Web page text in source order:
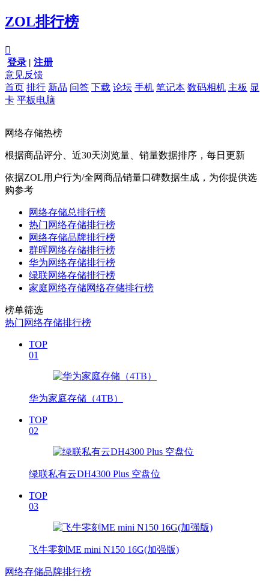
ZOL排行榜

登录 | 注册
意见反馈
首页 排行 新品 问答 下载 论坛 手机 笔记本 数码相机 主板 显
卡 平板电脑
网络存储热榜
根据商品评分、近30天浏览量、销量数据排序，每日更新
依据ZOL用户行为/全网商品销量口碑数据生成，为你提供选
购参考
网络存储总排行榜
热门网络存储排行榜
网络存储品牌排行榜
群晖网络存储排行榜
华为网络存储排行榜
绿联网络存储排行榜
家庭网络存储网络存储排行榜
榜单筛选
热门网络存储排行榜
TOP
01
华为家庭存储（4TB）
TOP
02
绿联私有云DH4300 Plus 空盘位
TOP
03
飞牛零刻ME mini N150 16G(加强版)
网络存储品牌排行榜